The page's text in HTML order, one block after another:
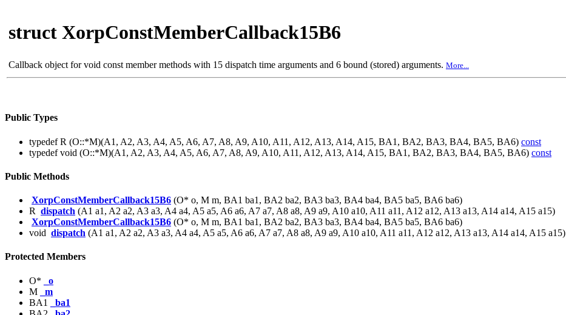
struct XorpConstMemberCallback15B6
Callback object for void const member methods with 15 dispatch time arguments and 6 bound (stored) arguments. More...
Public Types
typedef R (O::*M)(A1, A2, A3, A4, A5, A6, A7, A8, A9, A10, A11, A12, A13, A14, A15, BA1, BA2, BA3, BA4, BA5, BA6) const
typedef void (O::*M)(A1, A2, A3, A4, A5, A6, A7, A8, A9, A10, A11, A12, A13, A14, A15, BA1, BA2, BA3, BA4, BA5, BA6) const
Public Methods
XorpConstMemberCallback15B6 (O* o, M m, BA1 ba1, BA2 ba2, BA3 ba3, BA4 ba4, BA5 ba5, BA6 ba6)
R dispatch (A1 a1, A2 a2, A3 a3, A4 a4, A5 a5, A6 a6, A7 a7, A8 a8, A9 a9, A10 a10, A11 a11, A12 a12, A13 a13, A14 a14, A15 a15)
XorpConstMemberCallback15B6 (O* o, M m, BA1 ba1, BA2 ba2, BA3 ba3, BA4 ba4, BA5 ba5, BA6 ba6)
void dispatch (A1 a1, A2 a2, A3 a3, A4 a4, A5 a5, A6 a6, A7 a7, A8 a8, A9 a9, A10 a10, A11 a11, A12 a12, A13 a13, A14 a14, A15 a15)
Protected Members
O*
_o
M
_m
BA1
_ba1